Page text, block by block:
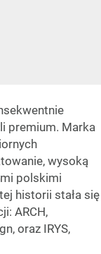
premium. Marka
wysoką
polskimi
historii stała się
ARCH,
oraz IRYS,